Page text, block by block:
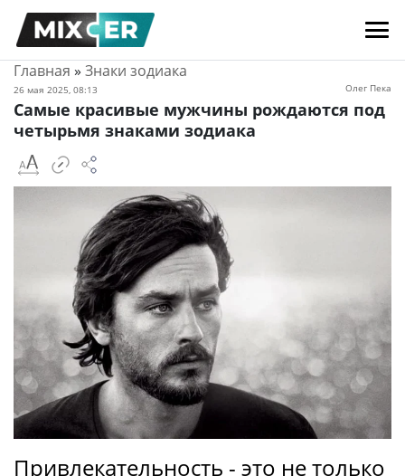
Главная » Знаки зодиака
26 мая 2025, 08:13 Олег Пека
Самые красивые мужчины рождаются под
четырьмя знаками зодиака
Привлекательность - это не только